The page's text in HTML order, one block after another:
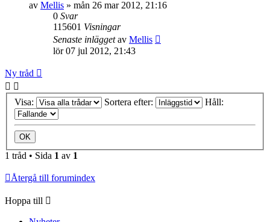
av Mellis » mån 26 mar 2012, 21:16
0 Svar
115601 Visningar
Senaste inläggetav Mellis
lör 07 jul 2012, 21:43
Ny tråd
Visa: Sortera efter: Håll:
1 tråd • Sida 1 av 1
Återgå till forumindex
Hoppa till